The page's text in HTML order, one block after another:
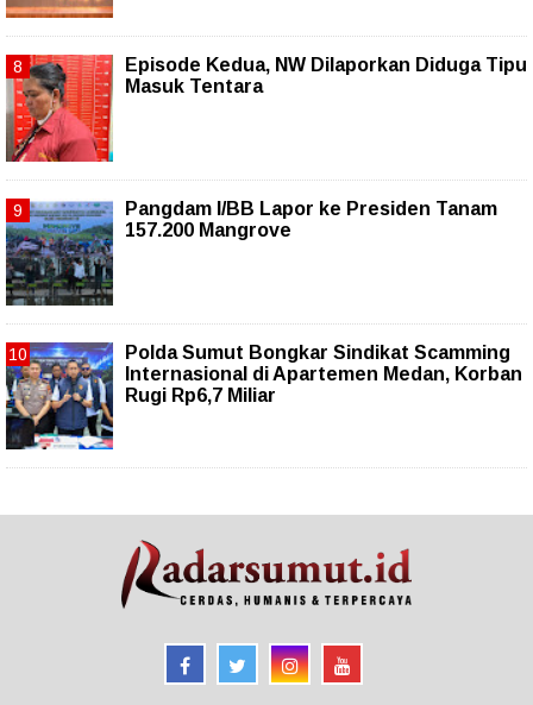
Episode Kedua, NW Dilaporkan Diduga Tipu
Masuk Tentara
Pangdam I/BB Lapor ke Presiden Tanam
157.200 Mangrove
Polda Sumut Bongkar Sindikat Scamming
Internasional di Apartemen Medan, Korban
Rugi Rp6,7 Miliar